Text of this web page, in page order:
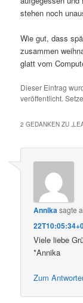
stehen noch
Wie gut, dass
zusammen
glatt vom
Dieser Eintrag
veröffentlicht.
2 GEDANKEN ZU „
Annika sagte
Viele liebe
*Annika
Zum